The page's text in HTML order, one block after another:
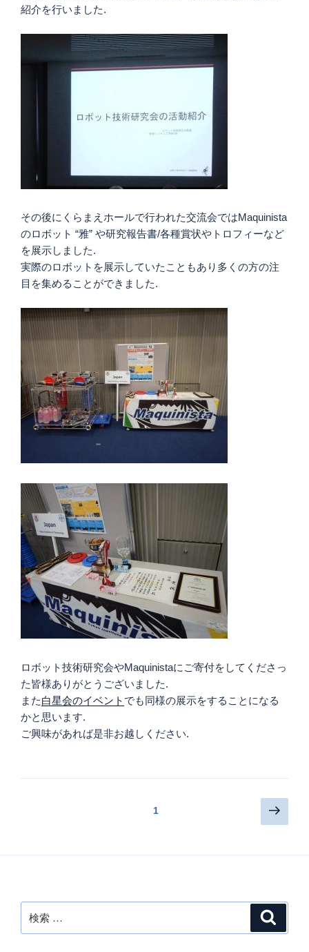
紹介を行いました.
その後にくらまえホールで行われた交流会ではMaquinista
のロボット “雅” や研究報告書/各種賞状やトロフィーなど
を展示しました.
実際のロボットを展示していたこともあり多くの方の注
目を集めることができました.
ロボット技術研究会やMaquinistaにご寄付をしてくださっ
た皆様ありがとうございました.
また白星会のイベント でも同様の展示をすることになる
かと思います.
ご興味があれば是非お越しください.
ー
シ
1
次
の
ー
索: